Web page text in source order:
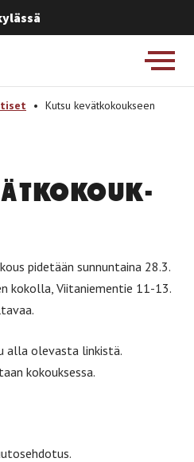
• Kutsu kevätkokoukseen
pidetään sunnuntaina 28.3.
kokolla, Viitaniementie 11-13.
alla olevasta linkistä.
kokouksessa.